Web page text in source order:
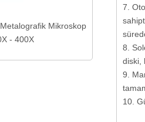
Mikroskop
- 400X
7.
8.
diski,
9.
10.